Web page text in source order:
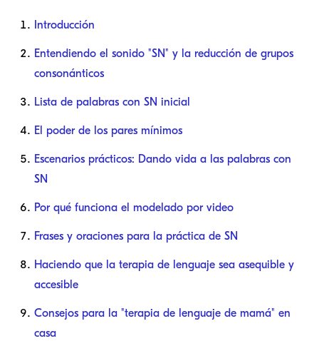
Introducción
Entendiendo el sonido "SN" y la reducción de grupos
consonánticos
Lista de palabras con SN inicial
El poder de los pares mínimos
Escenarios prácticos: Dando vida a las palabras con
SN
Por qué funciona el modelado por video
Frases y oraciones para la práctica de SN
Haciendo que la terapia de lenguaje sea asequible y
accesible
Consejos para la "terapia de lenguaje de mamá" en
casa